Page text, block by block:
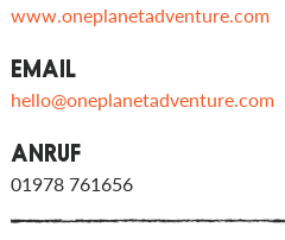
www.oneplanetadventure.com
EMAIL
hello@oneplanetadventure.com
ANRUF
01978 761656